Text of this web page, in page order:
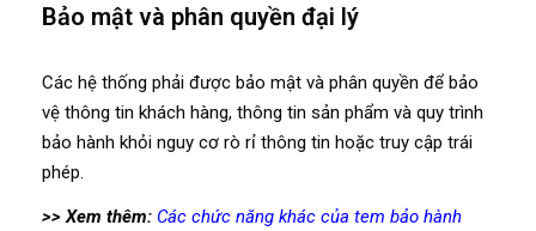
Bảo mật và phân quyền đại lý
Các hệ thống phải được bảo mật và phân quyền để bảo
vệ thông tin khách hàng, thông tin sản phẩm và quy trình
bảo hành khỏi nguy cơ rò rỉ thông tin hoặc truy cập trái
phép.
>> Xem thêm: Các chức năng khác của tem bảo hành